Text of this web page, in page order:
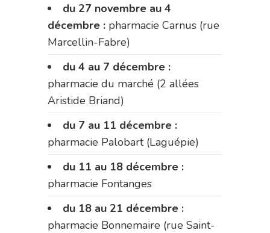
du 27 novembre au 4
décembre : pharmacie Carnus (rue
Marcellin-Fabre)
du 4 au 7 décembre :
pharmacie du marché (2 allées
Aristide Briand)
du 7 au 11 décembre :
pharmacie Palobart (Laguépie)
du 11 au 18 décembre :
pharmacie Fontanges
du 18 au 21 décembre :
pharmacie Bonnemaire (rue Saint-